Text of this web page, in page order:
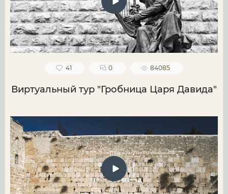
41 0 84085
Виртуальный тур "Гробница Царя Давида"